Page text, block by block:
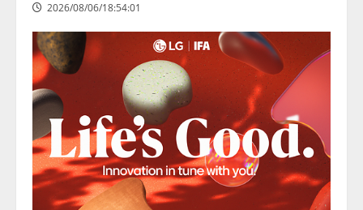
2026/08/06/18:54:01